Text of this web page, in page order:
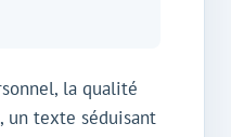
la qualité
un texte séduisant